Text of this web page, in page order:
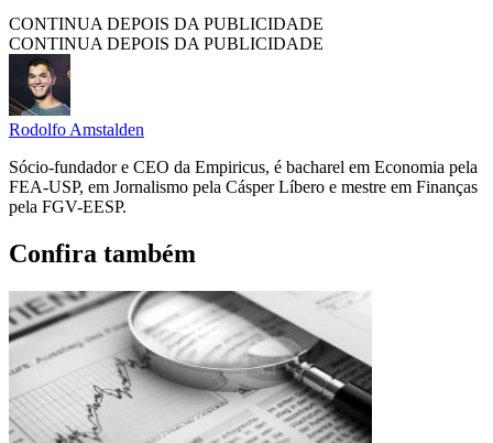
CONTINUA DEPOIS DA PUBLICIDADE
CONTINUA DEPOIS DA PUBLICIDADE
Rodolfo Amstalden
Sócio-fundador e CEO da Empiricus, é bacharel em Economia pela
FEA-USP, em Jornalismo pela Cásper Líbero e mestre em Finanças
pela FGV-EESP.
Confira também